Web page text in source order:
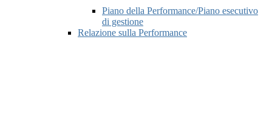
Piano della Performance/Piano esecutivo
di gestione
Relazione sulla Performance